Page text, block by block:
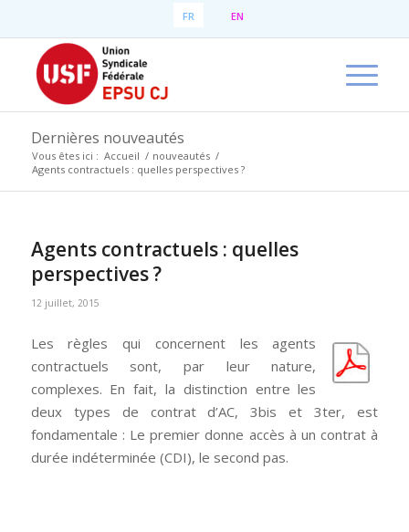
FR EN
Dernières nouveautés
Vous êtes ici : Accueil / nouveautés /
Agents contractuels : quelles perspectives ?
Agents contractuels : quelles
perspectives ?
12 juillet, 2015
Les règles qui concernent les agents
contractuels sont, par leur nature,
complexes. En fait, la distinction entre les
deux types de contrat d’AC, 3bis et 3ter, est
fondamentale : Le premier donne accès à un contrat à
durée indéterminée (CDI), le second pas.